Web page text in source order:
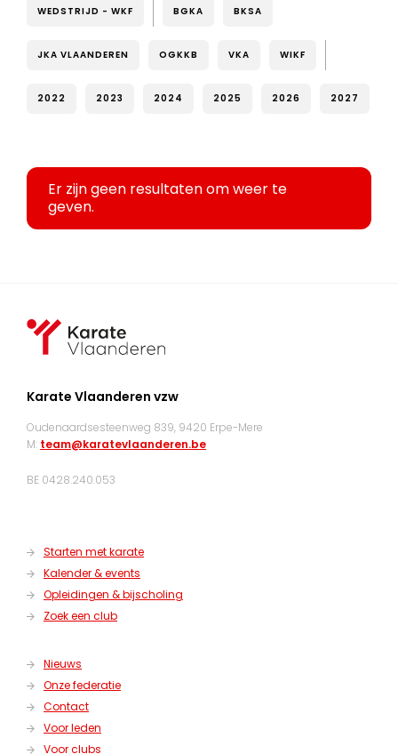
WEDSTRIJD - WKF BGKA BKSA
JKA VLAANDEREN OGKKB VKA WIKF
2022 2023 2024 2025 2026 2027
Er zijn geen resultaten om weer te
geven.
Karate Vlaanderen vzw
Oudenaardsesteenweg 839, 9420 Erpe-Mere
M: team@karatevlaanderen.be
BE 0428.240.053
Starten met karate
Kalender & events
Opleidingen & bijscholing
Zoek een club
Nieuws
Onze federatie
Contact
Voor leden
Voor clubs